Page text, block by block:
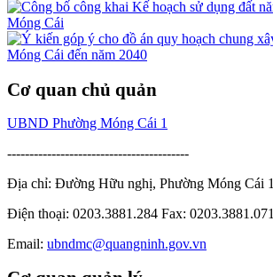
Cơ quan chủ quản
UBND Phường Móng Cái 1
-----------------------------------------
Địa chỉ: Đường Hữu nghị, Phường Móng Cái 1
Điện thoại: 0203.3881.284 Fax: 0203.3881.071
Email: ubndmc@quangninh.gov.vn